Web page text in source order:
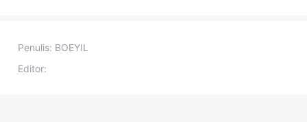
Penulis: BOEYIL
Editor: